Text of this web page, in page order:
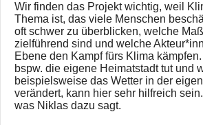
Wir finden das Projekt wichtig, weil
Thema ist, das viele Menschen
oft schwer zu überblicken, welche
zielführend sind und welche
Ebene den Kampf fürs Klima
bspw. die eigene Heimatstadt tut und
beispielsweise das Wetter in der
verändert, kann hier sehr hilfreich
was Niklas dazu sagt.